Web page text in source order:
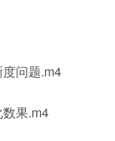
问题.m4
果.m4